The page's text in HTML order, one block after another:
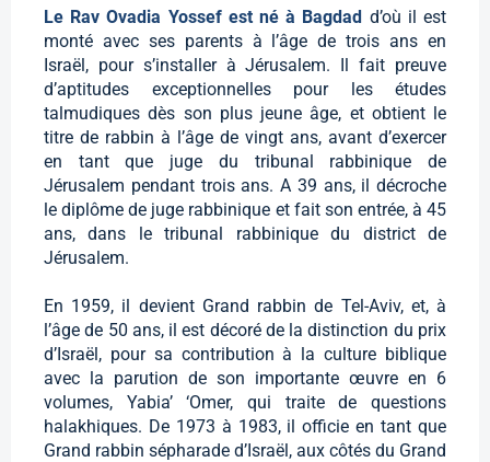
Le Rav Ovadia Yossef est né à Bagdad d’où il est
monté avec ses parents à l’âge de trois ans en
Israël, pour s’installer à Jérusalem. Il fait preuve
d’aptitudes exceptionnelles pour les études
talmudiques dès son plus jeune âge, et obtient le
titre de rabbin à l’âge de vingt ans, avant d’exercer
en tant que juge du tribunal rabbinique de
Jérusalem pendant trois ans. A 39 ans, il décroche
le diplôme de juge rabbinique et fait son entrée, à 45
ans, dans le tribunal rabbinique du district de
Jérusalem.
En 1959, il devient Grand rabbin de Tel-Aviv, et, à
l’âge de 50 ans, il est décoré de la distinction du prix
d’Israël, pour sa contribution à la culture biblique
avec la parution de son importante œuvre en 6
volumes, Yabia’ ‘Omer, qui traite de questions
halakhiques. De 1973 à 1983, il officie en tant que
Grand rabbin sépharade d’Israël, aux côtés du Grand